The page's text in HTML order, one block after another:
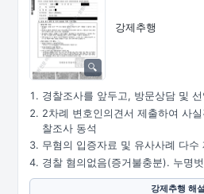
강제추행
경찰조사를 앞두고, 방문상담 및 선
2차례 변호인의견서 제출하여 사
찰조사 동석
무혐의 입증자료 및 유사사례 다수
경찰 혐의없음(증거불충분). 누명
강제추행 해설